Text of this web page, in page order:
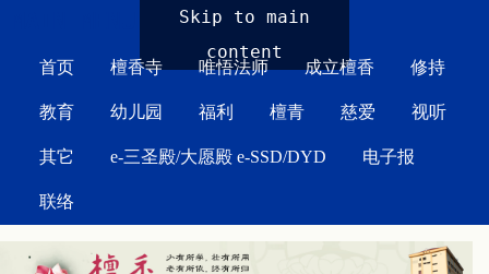
Skip to main
content
首页 檀香寺 唯悟法师 成立檀香 修持
教育 幼儿园 福利 檀青 慈爱 视听
其它 e-三圣殿/大愿殿 e-SSD/DYD 电子报
联络